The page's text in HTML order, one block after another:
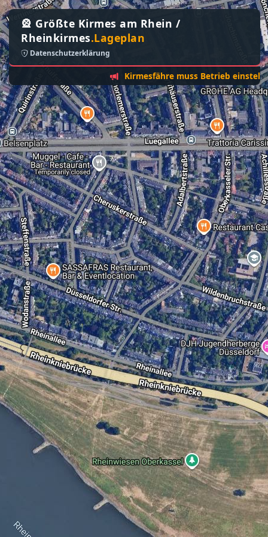
🎡 Größte Kirmes am Rhein /
Rheinkirmes.Lageplan
Datenschutzerklärung
Kirmesfähre muss Betrieb einstellen -